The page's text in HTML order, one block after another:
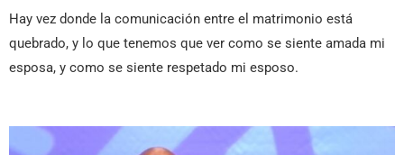
Hay vez donde la comunicación entre el matrimonio está
quebrado, y lo que tenemos que ver como se siente amada mi
esposa, y como se siente respetado mi esposo.